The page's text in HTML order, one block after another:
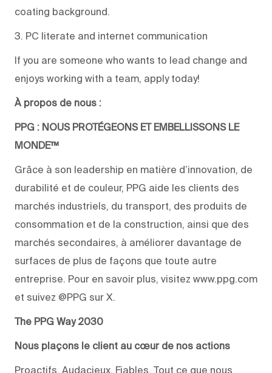
coating background.
3. PC literate and internet communication
If you are someone who wants to lead change and
enjoys working with a team, apply today!
À propos de nous :
PPG : NOUS PROTÉGEONS ET EMBELLISSONS LE
MONDE™
Grâce à son leadership en matière d’innovation, de
durabilité et de couleur, PPG aide les clients des
marchés industriels, du transport, des produits de
consommation et de la construction, ainsi que des
marchés secondaires, à améliorer davantage de
surfaces de plus de façons que toute autre
entreprise. Pour en savoir plus, visitez www.ppg.com
et suivez @PPG sur X.
The PPG Way 2030
Nous plaçons le client au cœur de nos actions
Proactifs. Audacieux. Fiables. Tout ce que nous